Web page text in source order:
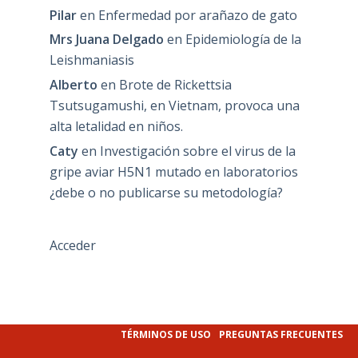
Pilaren Enfermedad por arañazo de gato
Mrs Juana Delgado en Epidemiología de la
Leishmaniasis
Alberto en Brote de Rickettsia
Tsutsugamushi, en Vietnam, provoca una
alta letalidad en niños.
Caty en Investigación sobre el virus de la
gripe aviar H5N1 mutado en laboratorios
¿debe o no publicarse su metodología?
Acceder
TÉRMINOS DE USO PREGUNTAS FRECUENTES